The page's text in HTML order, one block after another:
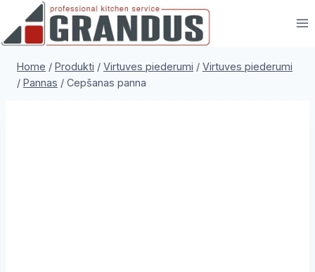
content
Home / Produkti / Virtuves piederumi / Virtuves piederumi
/ Pannas / Cepšanas panna